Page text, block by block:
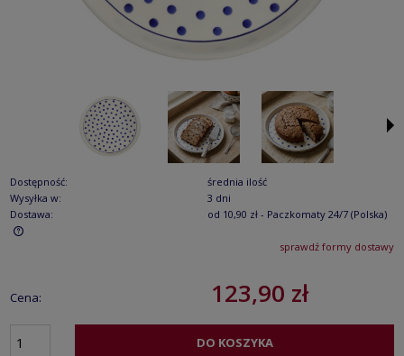
Dostępność:
średnia ilość
Wysyłka w:
3 dni
Dostawa:
od 10,90 zł - Paczkomaty 24/7 (Polska)
Cena nie zawiera ewentualnych kosztów płatnościsprawdź formy dostawy
Cena: 123,90 zł
DO KOSZYKA